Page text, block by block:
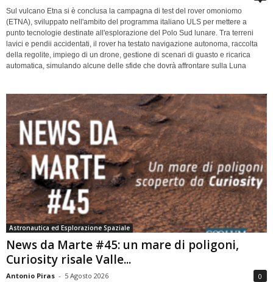
Sul vulcano Etna si è conclusa la campagna di test del rover omoniomo
(ETNA), sviluppato nell'ambito del programma italiano ULS per mettere a
punto tecnologie destinate all'esplorazione del Polo Sud lunare. Tra terreni
lavici e pendii accidentati, il rover ha testato navigazione autonoma, raccolta
della regolite, impiego di un drone, gestione di scenari di guasto e ricarica
automatica, simulando alcune delle sfide che dovrà affrontare sulla Luna
Astronautica ed Esplorazione Spaziale
News da Marte #45: un mare di poligoni,
Curiosity risale Valle...
Antonio Piras - 5 Agosto 2026 0